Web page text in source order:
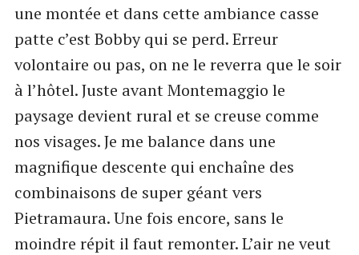
une montée et dans cette ambiance casse
patte c’est Bobby qui se perd. Erreur
volontaire ou pas, on ne le reverra que le soir
à l’hôtel. Juste avant Montemaggio le
paysage devient rural et se creuse comme
nos visages. Je me balance dans une
magnifique descente qui enchaîne des
combinaisons de super géant vers
Pietramaura. Une fois encore, sans le
moindre répit il faut remonter. L’air ne veut